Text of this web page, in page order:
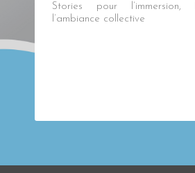
Stories pour l’immersion,
l’ambiance collective